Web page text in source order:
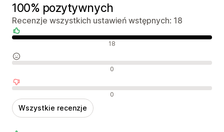
100% pozytywnych
Recenzje wszystkich ustawień wstępnych: 18
Pozytywne recenzje 18
Neutralne recenzje 0
Negatywne recenzje 0
Wszystkie recenzje